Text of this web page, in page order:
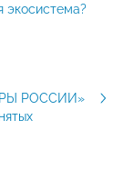
экосистема?
РОССИИ»